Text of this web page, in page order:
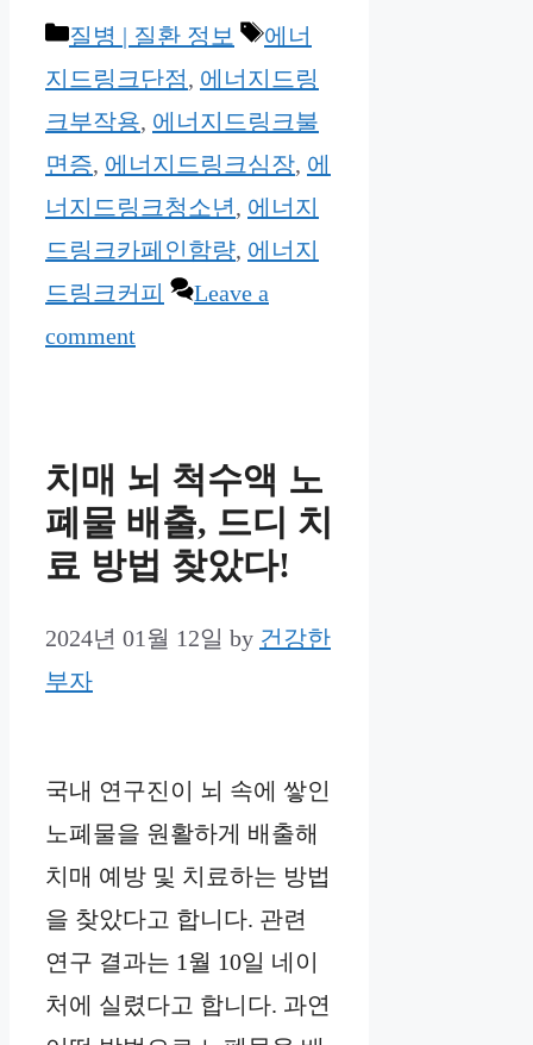
Categories
질병 | 질환 정보 Tags
에너
지드링크단점, 에너지드링
크부작용, 에너지드링크불
면증, 에너지드링크심장, 에
너지드링크청소년, 에너지
드링크카페인함량, 에너지
드링크커피
Leave a
comment
치매 뇌 척수액 노
폐물 배출, 드디 치
료 방법 찾았다!
2024년 01월 12일 by 건강한
부자
국내 연구진이 뇌 속에 쌓인
노폐물을 원활하게 배출해
치매 예방 및 치료하는 방법
을 찾았다고 합니다. 관련
연구 결과는 1월 10일 네이
처에 실렸다고 합니다. 과연